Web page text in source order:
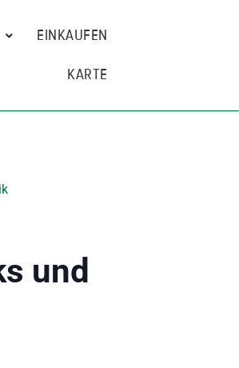
EINKAUFEN
KARTE
und